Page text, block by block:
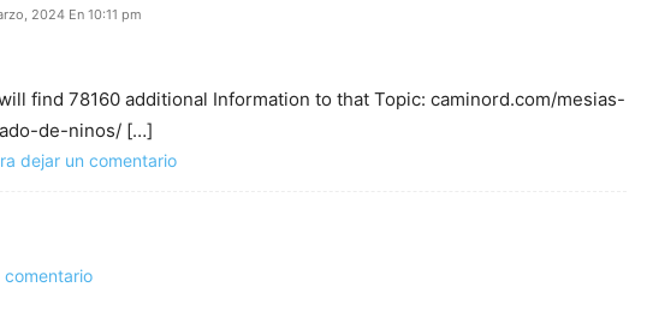
2024 En 10:11 pm
find 78160 additional Information to that Topic: caminord.com/mesias-
de-ninos/ […]
dejar un comentario
comentario